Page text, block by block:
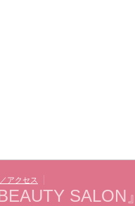
アクセス
SALON』